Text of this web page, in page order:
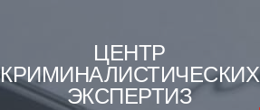
content
ЦЕНТР
КРИМИНАЛИСТИЧЕСКИХ
ЭКСПЕРТИЗ